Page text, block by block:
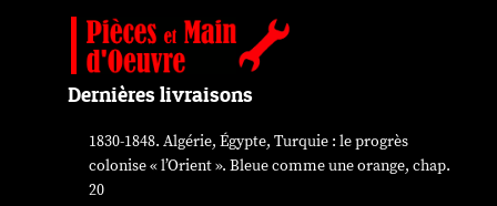
Dernières livraisons
1830-1848. Algérie, Égypte, Turquie : le progrès
colonise « l’Orient ». Bleue comme une orange, chap.
20